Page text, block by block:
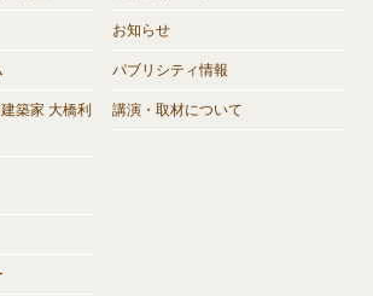
築家 大橋利
お知らせ
パブリシティ情報
講演・取材について